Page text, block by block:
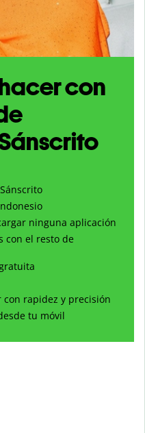
con
ninguna aplicación
con el resto de
rapidez y precisión
tu móvil